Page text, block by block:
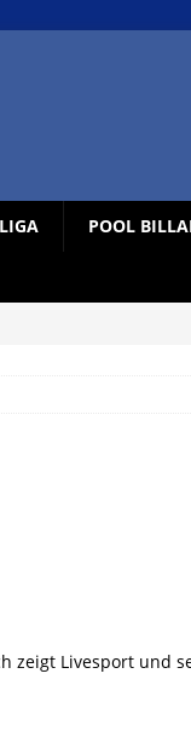
LIGA POOL
zeigt Livesport und